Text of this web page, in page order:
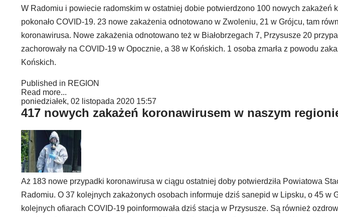
W Radomiu i powiecie radomskim w ostatniej dobie potwierdzono 100 nowych zakażeń
pokonało COVID-19. 23 nowe zakażenia odnotowano w Zwoleniu, 21 w Grójcu, tam
koronawirusa. Nowe zakażenia odnotowano też w Białobrzegach 7, Przysusze 20
zachorowały na COVID-19 w Opocznie, a 38 w Końskich. 1 osoba zmarła z powodu
Końskich.
Published in REGION
Read more...
poniedziałek, 02 listopada 2020 15:57
417 nowych zakażeń koronawirusem w naszym
Aż 183 nowe przypadki koronawirusa w ciągu ostatniej doby potwierdziła Powiatowa
Radomiu. O 37 kolejnych zakażonych osobach informuje dziś sanepid w Lipsku, o 45 w
kolejnych ofiarach COVID-19 poinformowała dziś stacja w Przysusze. Są również